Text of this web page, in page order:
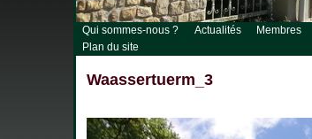
Qui sommes-nous ? Actualités Membres
Plan du site
Waassertuerm_3